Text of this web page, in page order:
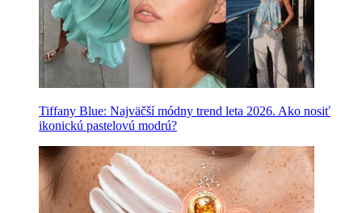
Tiffany Blue: Najväčší módny trend leta 2026. Ako nosiť
ikonickú pastelovú modrú?